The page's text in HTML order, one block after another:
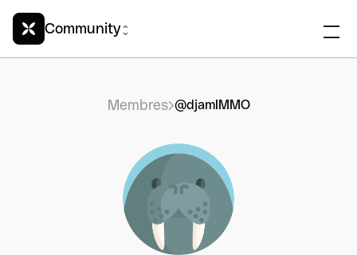
Community
Membres @djamIMMO